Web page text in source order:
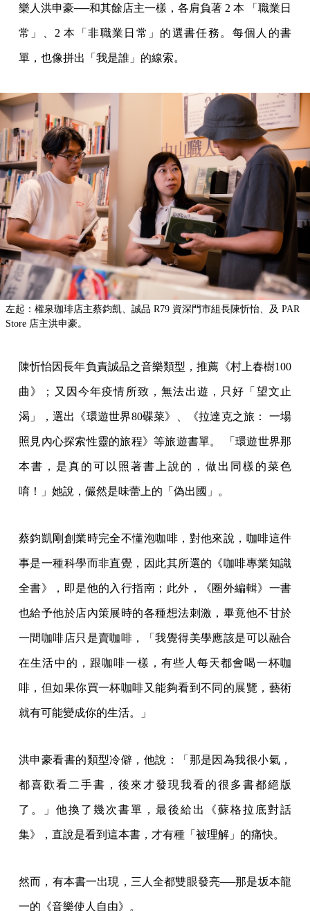
樂人洪申豪──和其餘店主一樣，各肩負著 2 本 「職業日
常」、2 本「非職業日常」的選書任務。每個人的書
單，也像拼出「我是誰」的線索。
左起：權泉珈琲店主蔡鈞凱、誠品 R79 資深門市組長陳忻怡、及 PAR
Store 店主洪申豪。
陳忻怡因長年負責誠品之音樂類型，推薦《村上春樹100
曲》；又因今年疫情所致，無法出遊，只好「望文止
渴」，選出《環遊世界80碟菜》、《拉達克之旅： 一場
照見內心探索性靈的旅程》等旅遊書單。 「環遊世界那
本書，是真的可以照著書上說的，做出同樣的菜色
唷！」她說，儼然是味蕾上的「偽出國」。
蔡鈞凱剛創業時完全不懂泡咖啡，對他來說，咖啡這件
事是一種科學而非直覺，因此其所選的《咖啡專業知識
全書》，即是他的入行指南；此外，《圈外編輯》一書
也給予他於店內策展時的各種想法刺激，畢竟他不甘於
一間咖啡店只是賣咖啡，「我覺得美學應該是可以融合
在生活中的，跟咖啡一樣，有些人每天都會喝一杯咖
啡，但如果你買一杯咖啡又能夠看到不同的展覽，藝術
就有可能變成你的生活。」
洪申豪看書的類型冷僻，他說：「那是因為我很小氣，
都喜歡看二手書，後來才發現我看的很多書都絕版
了。」他換了幾次書單，最後給出《蘇格拉底對話
集》，直說是看到這本書，才有種「被理解」的痛快。
然而，有本書一出現，三人全都雙眼發亮──那是坂本龍
一的《音樂使人自由》。